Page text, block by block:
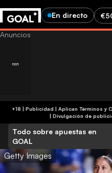
En directo
+18 | Publicidad | Aplican
| Divulgación de
Todo sobre apuestas en
GOAL
Getty Images